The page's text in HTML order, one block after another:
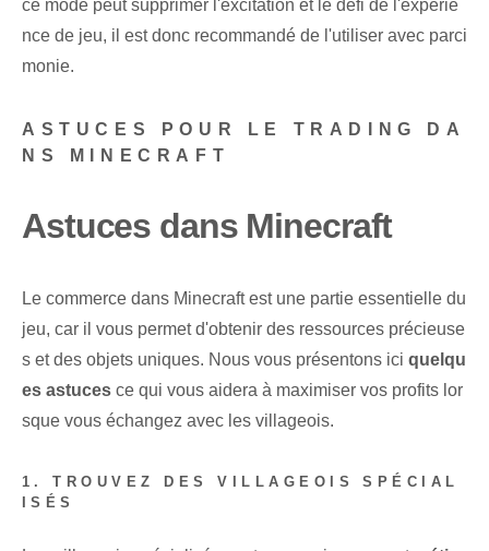
ce mode peut supprimer l'excitation et le défi de l'expérie
nce de jeu, il est donc recommandé de l'utiliser avec parci
monie.
ASTUCES POUR LE TRADING DA
NS MINECRAFT
Astuces dans Minecraft
Le commerce dans Minecraft est une partie essentielle du
jeu, car il vous permet d'obtenir des ressources précieuse
s et des objets uniques. Nous vous présentons ici quelqu
es astuces ce qui vous aidera à maximiser vos profits lor
sque vous échangez avec les villageois.
1. TROUVEZ DES VILLAGEOIS SPÉCIAL
ISÉS